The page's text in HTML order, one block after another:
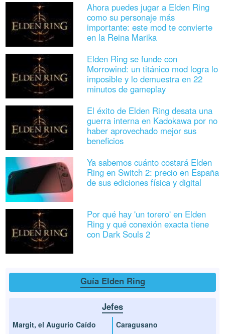
Ahora puedes jugar a Elden Ring
como su personaje más
importante: este mod te convierte
en la Reina Marika
Elden Ring se funde con
Morrowind: un titánico mod logra lo
imposible y lo demuestra en 22
minutos de gameplay
El éxito de Elden Ring desata una
guerra interna en Kadokawa por no
haber aprovechado mejor sus
beneficios
Ya sabemos cuánto costará Elden
Ring en Switch 2: precio en España
de sus ediciones física y digital
Por qué hay 'un torero' en Elden
Ring y qué conexión exacta tiene
con Dark Souls 2
Guía Elden Ring
Jefes
Margit, el Augurio Caído
Caragusano